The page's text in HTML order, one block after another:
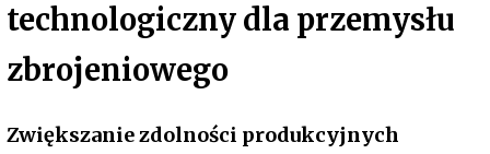
technologiczny dla przemysłu
zbrojeniowego
Zwiększanie zdolności produkcyjnych